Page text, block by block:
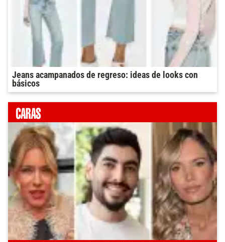
Jeans acampanados de regreso: ideas de looks con
básicos